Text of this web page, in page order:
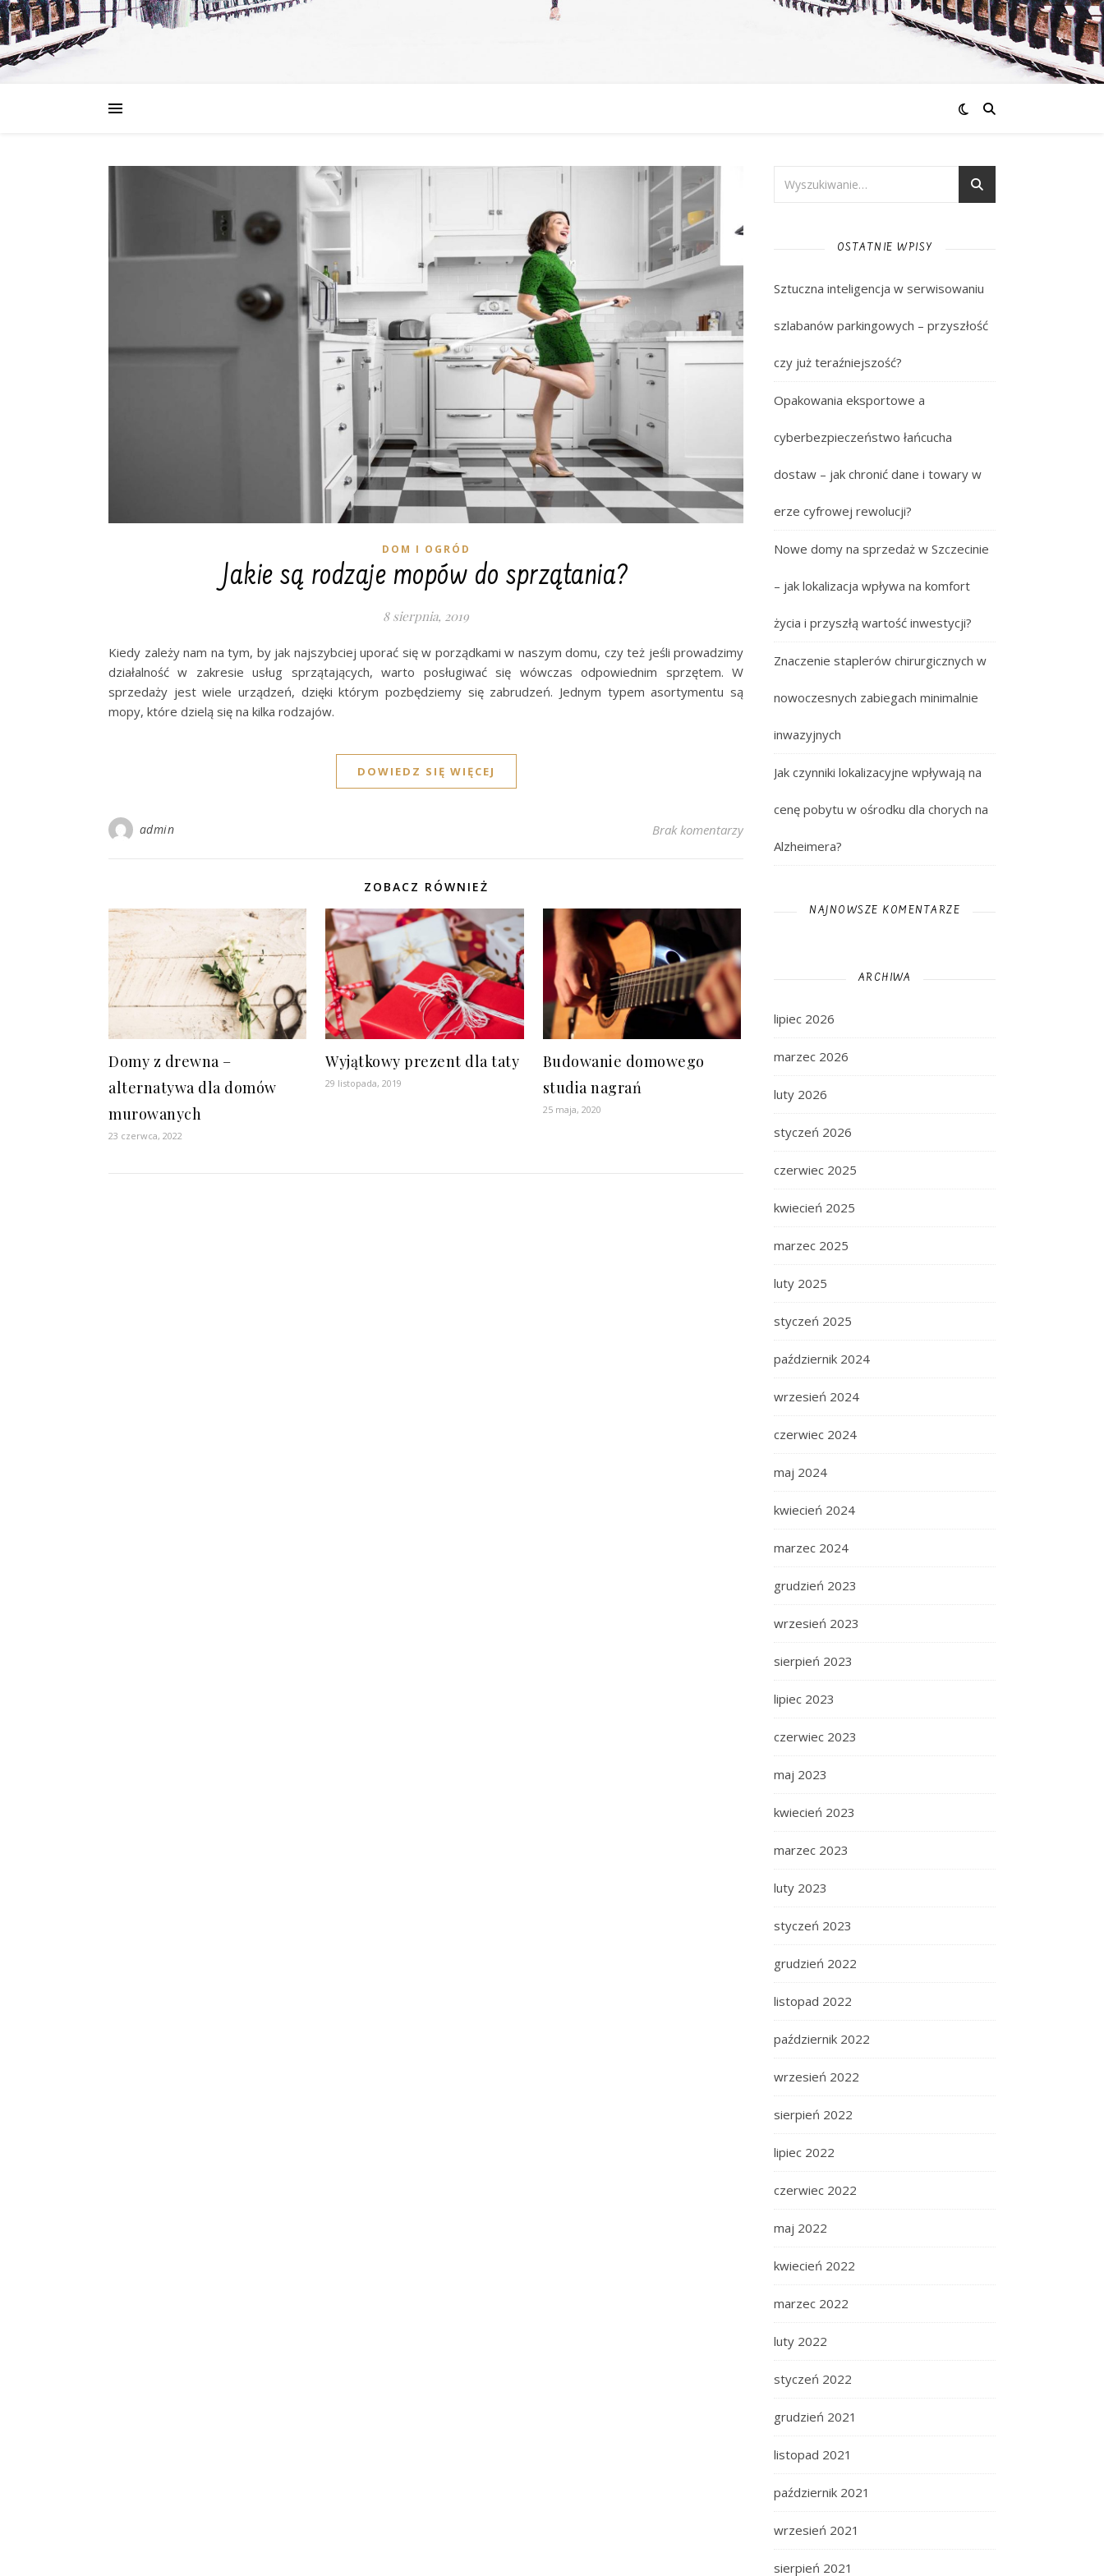
DOM I OGRÓD
Jakie są rodzaje mopów do sprzątania?
8 sierpnia, 2019
Kiedy zależy nam na tym, by jak najszybciej uporać się w porządkami w naszym domu, czy też jeśli prowadzimy
działalność w zakresie usług sprzątających, warto posługiwać się wówczas odpowiednim sprzętem. W
sprzedaży jest wiele urządzeń, dzięki którym pozbędziemy się zabrudzeń. Jednym typem asortymentu są
mopy, które dzielą się na kilka rodzajów.
DOWIEDZ SIĘ WIĘCEJ
admin Brak komentarzy
ZOBACZ RÓWNIEŻ
Domy z drewna –
alternatywa dla domów
murowanych
23 czerwca, 2022
Wyjątkowy prezent dla taty
29 listopada, 2019
Budowanie domowego
studia nagrań
25 maja, 2020
OSTATNIE WPISY
Sztuczna inteligencja w serwisowaniu
szlabanów parkingowych – przyszłość
czy już teraźniejszość?
Opakowania eksportowe a
cyberbezpieczeństwo łańcucha
dostaw – jak chronić dane i towary w
erze cyfrowej rewolucji?
Nowe domy na sprzedaż w Szczecinie
– jak lokalizacja wpływa na komfort
życia i przyszłą wartość inwestycji?
Znaczenie staplerów chirurgicznych w
nowoczesnych zabiegach minimalnie
inwazyjnych
Jak czynniki lokalizacyjne wpływają na
cenę pobytu w ośrodku dla chorych na
Alzheimera?
NAJNOWSZE KOMENTARZE
ARCHIWA
lipiec 2026
marzec 2026
luty 2026
styczeń 2026
czerwiec 2025
kwiecień 2025
marzec 2025
luty 2025
styczeń 2025
październik 2024
wrzesień 2024
czerwiec 2024
maj 2024
kwiecień 2024
marzec 2024
grudzień 2023
wrzesień 2023
sierpień 2023
lipiec 2023
czerwiec 2023
maj 2023
kwiecień 2023
marzec 2023
luty 2023
styczeń 2023
grudzień 2022
listopad 2022
październik 2022
wrzesień 2022
sierpień 2022
lipiec 2022
czerwiec 2022
maj 2022
kwiecień 2022
marzec 2022
luty 2022
styczeń 2022
grudzień 2021
listopad 2021
październik 2021
wrzesień 2021
sierpień 2021